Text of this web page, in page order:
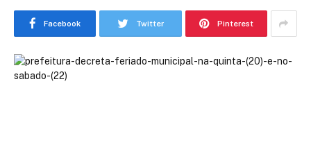
Facebook Twitter Pinterest